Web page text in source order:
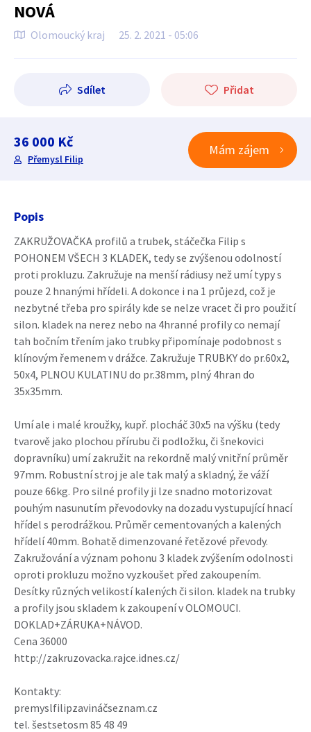
NOVÁ
Olomoucký kraj 25. 2. 2021 - 05:06
Sdílet Přidat
36 000 Kč
Přemysl Filip
Mám zájem
Popis
ZAKRUŽOVAČKA profilů a trubek, stáčečka Filip s
POHONEM VŠECH 3 KLADEK, tedy se zvýšenou odolností
proti prokluzu. Zakružuje na menší rádiusy než umí typy s
pouze 2 hnanými hřídeli. A dokonce i na 1 průjezd, což je
nezbytné třeba pro spirály kde se nelze vracet či pro použití
silon. kladek na nerez nebo na 4hranné profily co nemají
tah bočním třením jako trubky připomínaje podobnost s
klínovým řemenem v drážce. Zakružuje TRUBKY do pr.60x2,
50x4, PLNOU KULATINU do pr.38mm, plný 4hran do
35x35mm.
Umí ale i malé kroužky, kupř. plocháč 30x5 na výšku (tedy
tvarově jako plochou přírubu či podložku, či šnekovici
dopravníku) umí zakružit na rekordně malý vnitřní průměr
97mm. Robustní stroj je ale tak malý a skladný, že váží
pouze 66kg. Pro silné profily ji lze snadno motorizovat
pouhým nasunutím převodovky na dozadu vystupující hnací
hřídel s perodrážkou. Průměr cementovaných a kalených
hřídelí 40mm. Bohatě dimenzované řetězové převody.
Zakružování a význam pohonu 3 kladek zvýšením odolnosti
oproti prokluzu možno vyzkoušet před zakoupením.
Desítky různých velikostí kalených či silon. kladek na trubky
a profily jsou skladem k zakoupení v OLOMOUCI.
DOKLAD+ZÁRUKA+NÁVOD.
Cena 36000
http://zakruzovacka.rajce.idnes.cz/
Kontakty:
premyslfilipzavináčseznam.cz
tel. šestsetosm 85 48 49